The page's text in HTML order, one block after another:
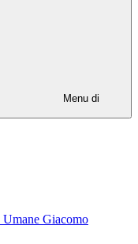
Menu di